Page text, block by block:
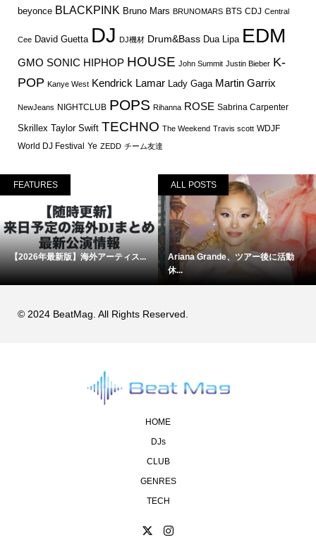
beyonce BLACKPINK Bruno Mars BRUNOMARS BTS CDJ Central
Cee David Guetta DJ DJ機材 Drum&Bass Dua Lipa EDM
GMO SONIC HIPHOP HOUSE John Summit Justin Bieber K-
POP Kanye West Kendrick Lamar Lady Gaga Martin Garrix
NewJeans NIGHTCLUB POPS Rihanna ROSE Sabrina Carpenter
Skrillex Taylor Swift TECHNO The Weekend Travis scott WDJF
World DJ Festival Ye ZEDD チーム友達
FEATURES
【2026年最新版】海外アーティス...
ALL POSTS
Ariana Grande、ツアー後に活動
休...
© 2024 BeatMag. All Rights Reserved.
HOME
DJs
CLUB
GENRES
TECH